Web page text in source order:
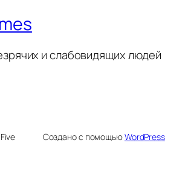
и слабовидящих людей
Создано с помощьюWordPress